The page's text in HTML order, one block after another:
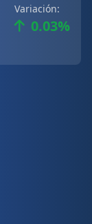
Variación:
0.03%